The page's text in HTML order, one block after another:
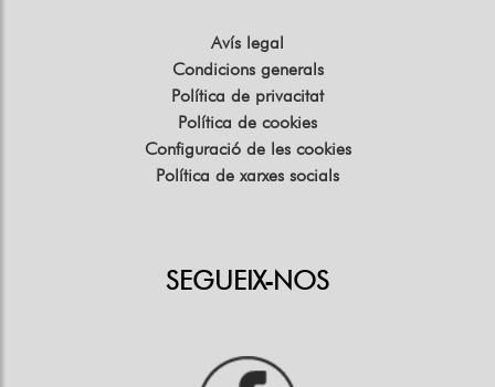
Avís legal
Condicions generals
Política de privacitat
Política de cookies
Configuració de les cookies
Política de xarxes socials
SEGUEIX-NOS